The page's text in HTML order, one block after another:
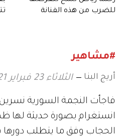
للضرب من هذه الفنانة
#مشاهير
أريج البنا الثلاثاء 23 فبراير 2021 13:44
فاجأت النجمة السورية
انستغرام بصورة حديثة لها
الحجاب وفق ما يتطلب